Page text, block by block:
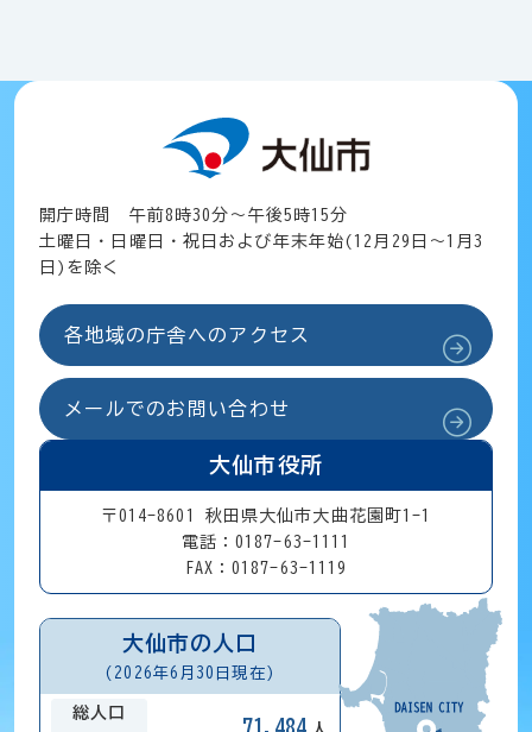
開庁時間 午前8時30分～午後5時15分
土曜日・日曜日・祝日および年末年始(12月29日～1月3
日)を除く
各地域の庁舎へのアクセス
メールでのお問い合わせ
大仙市役所
〒014-8601 秋田県大仙市大曲花園町1-1
電話：0187-63-1111
FAX：0187-63-1119
大仙市の人口
(2026年6月30日現在)
総人口
71,484